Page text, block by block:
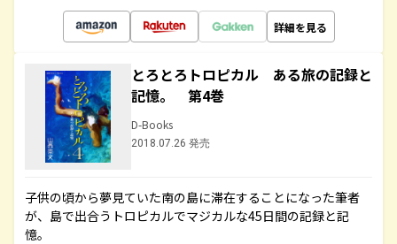
詳細を見る
とろとろトロピカル ある旅の記録と
記憶。 第4巻
D-Books
2018.07.26 発売
子供の頃から夢見ていた南の島に滞在することになった筆者
が、島で出合うトロピカルでマジカルな45日間の記録と記
憶。